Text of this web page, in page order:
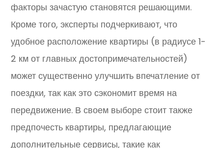
факторы зачастую становятся решающими.
Кроме того, эксперты подчеркивают, что
удобное расположение квартиры (в радиусе 1-
2 км от главных достопримечательностей)
может существенно улучшить впечатление от
поездки, так как это сэкономит время на
передвижение. В своем выборе стоит также
предпочесть квартиры, предлагающие
дополнительные сервисы, такие как